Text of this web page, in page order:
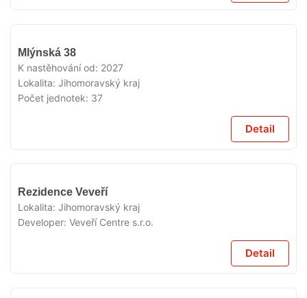
Mlýnská 38
K nastěhování od: 2027
Lokalita: Jihomoravský kraj
Počet jednotek: 37
Detail
Rezidence Veveří
Lokalita: Jihomoravský kraj
Developer: Veveří Centre s.r.o.
Detail